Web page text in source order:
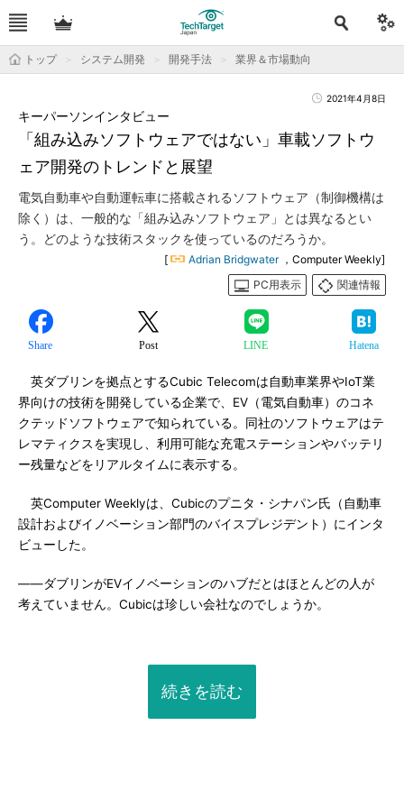
トップ システム開発 開発手法 業界＆市場動向
2021年4月8日
「組み込みソフトウェアではない」車載ソフトウ
ェア開発のトレンドと展望
キーパーソンインタビュー
電気自動車や自動運転車に搭載されるソフトウェア（制御機構は
除く）は、一般的な「組み込みソフトウェア」とは異なるとい
う。どのような技術スタックを使っているのだろうか。
[ Adrian Bridgwater ，Computer Weekly]
PC用表示
関連情報
Share Post LINE Hatena
英ダブリンを拠点とするCubic Telecomは自動車業界やIoT業
界向けの技術を開発している企業で、EV（電気自動車）のコネ
クテッドソフトウェアで知られている。同社のソフトウェアはテ
レマティクスを実現し、利用可能な充電ステーションやバッテリ
ー残量などをリアルタイムに表示する。
英Computer Weeklyは、Cubicのプニタ・シナパン氏（自動車
設計およびイノベーション部門のバイスプレジデント）にインタ
ビューした。
――ダブリンがEVイノベーションのハブだとはほとんどの人が
考えていません。Cubicは珍しい会社なのでしょうか。
続きを読む